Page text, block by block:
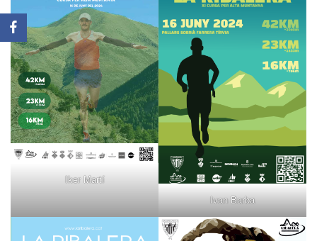
Iker Martí
Ivan Barba